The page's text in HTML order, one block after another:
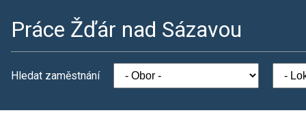
Práce Žďár nad Sázavou
Hledat zaměstnání